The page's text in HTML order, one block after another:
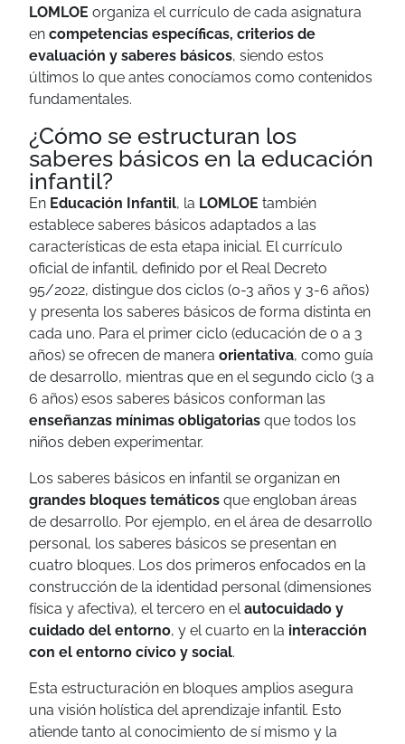
LOMLOE organiza el currículo de cada asignatura
en competencias específicas, criterios de
evaluación y saberes básicos, siendo estos
últimos lo que antes conocíamos como contenidos
fundamentales.
¿Cómo se estructuran los
saberes básicos en la educación
infantil?
En Educación Infantil, la LOMLOE también
establece saberes básicos adaptados a las
características de esta etapa inicial. El currículo
oficial de infantil, definido por el Real Decreto
95/2022, distingue dos ciclos (0-3 años y 3-6 años)
y presenta los saberes básicos de forma distinta en
cada uno. Para el primer ciclo (educación de 0 a 3
años) se ofrecen de manera orientativa, como guía
de desarrollo, mientras que en el segundo ciclo (3 a
6 años) esos saberes básicos conforman las
enseñanzas mínimas obligatorias que todos los
niños deben experimentar.
Los saberes básicos en infantil se organizan en
grandes bloques temáticos que engloban áreas
de desarrollo. Por ejemplo, en el área de desarrollo
personal, los saberes básicos se presentan en
cuatro bloques. Los dos primeros enfocados en la
construcción de la identidad personal (dimensiones
física y afectiva), el tercero en elautocuidado y
cuidado del entorno, y el cuarto en la interacción
con el entorno cívico y social.
Esta estructuración en bloques amplios asegura
una visión holística del aprendizaje infantil. Esto
atiende tanto al conocimiento de sí mismo y la